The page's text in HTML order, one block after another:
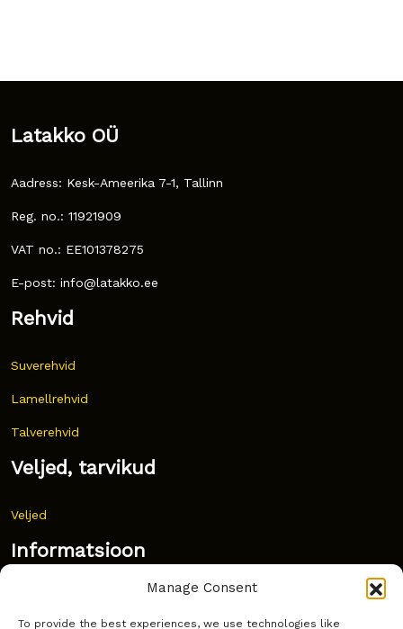
Manage Consent
To provide the best experiences, we use technologies like
Latakko OÜ
Aadress: Kesk-Ameerika 7-1, Tallinn
Reg. no.: 11921909
VAT no.: EE101378275
E-post: info@latakko.ee
Rehvid
Suverehvid
Lamellrehvid
Talverehvid
Veljed, tarvikud
Veljed
Informatsioon